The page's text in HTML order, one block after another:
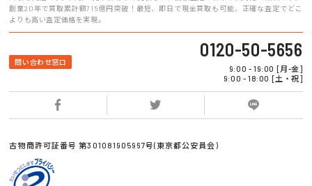
創業20年で買取累計額715億円突破！最短、即日で現金買取も可能、正確な査定でどこ
よりも高い査定価格を実現。
問い合わせ窓口
0120-50-5656
9:00 - 19:00 [月-金]
9:00 - 18:00 [土・祝]
古物商許可証番号 第301081905967号(東京都公安員会)